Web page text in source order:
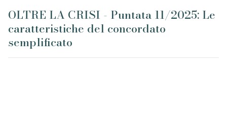
OLTRE LA CRISI - Puntata 11/2025: Le
caratteristiche del concordato
semplificato